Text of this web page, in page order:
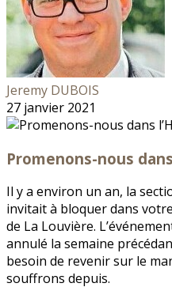
Jeremy DUBOIS
27 janvier 2021
Promenons-nous
Il y a environ un an, la
invitait à bloquer dans
de La Louvière.
annulé la semaine
besoin de revenir sur le
souffrons depuis.